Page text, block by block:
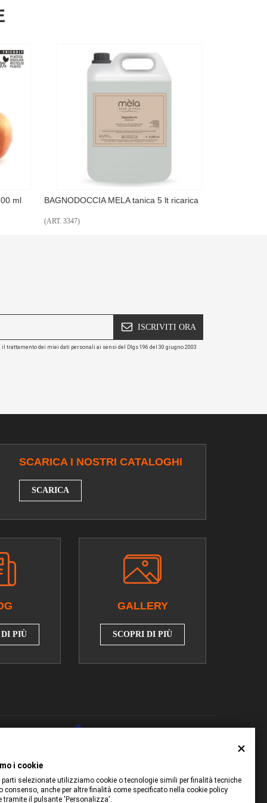
5 lt ricarica SHAMPOO MELA tanica 5 lt ricarica
(ART. 3346)
ISCRIVITI ORA
trattamento dei miei dati personali ai sensi del Dlgs 196 del 30 giugno 2003
SCARICA I NOSTRI CATALOGHI
SCARICA
DI PIÙ
GALLERY
SCOPRI DI PIÙ
i cookie
parti selezionate utilizziamo cookie o tecnologie simili per finalità tecniche
consenso, anche per altre finalità come specificato nella cookie policy
tramite il pulsante 'Personalizza'.